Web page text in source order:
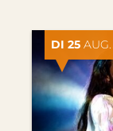
DI 25 AUG.